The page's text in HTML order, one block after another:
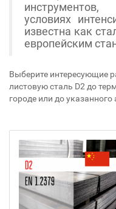
условиях
известна как
европейским
Выберите интересующие
листовую сталь D2 до
городе или до указанного